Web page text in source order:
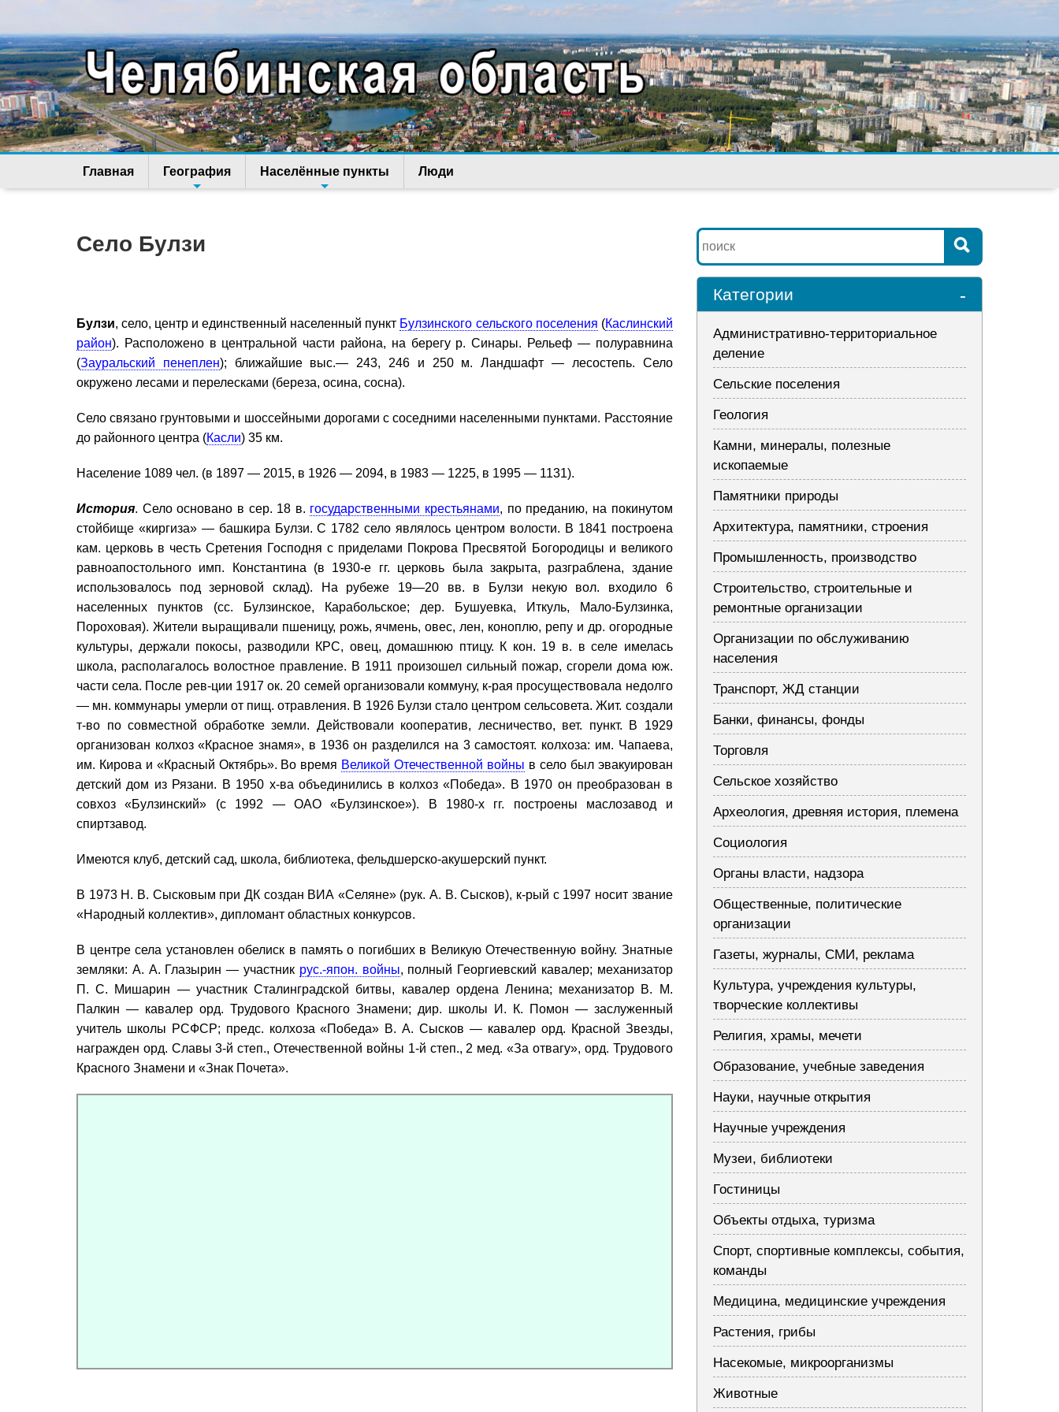
Главная География Населённые пункты Люди
Село Булзи
Булзи, село, центр и единственный населенный пункт Булзинского сельского поселения (Каслинский
район). Расположено в центральной части района, на берегу р. Синары. Рельеф — полуравнина
(Зауральский пенеплен); ближайшие выс.— 243, 246 и 250 м. Ландшафт — лесостепь. Село
окружено лесами и перелесками (береза, осина, сосна).
Село связано грунтовыми и шоссейными дорогами с соседними населенными пунктами. Расстояние
до районного центра (Касли) 35 км.
Население 1089 чел. (в 1897 — 2015, в 1926 — 2094, в 1983 — 1225, в 1995 — 1131).
История. Село основано в сер. 18 в. государственными крестьянами, по преданию, на покинутом
стойбище «киргиза» — башкира Булзи. С 1782 село являлось центром волости. В 1841 построена
кам. церковь в честь Сретения Господня с приделами Покрова Пресвятой Богородицы и великого
равноапостольного имп. Константина (в 1930-е гг. церковь была закрыта, разграблена, здание
использовалось под зерновой склад). На рубеже 19—20 вв. в Булзи некую вол. входило 6
населенных пунктов (сс. Булзинское, Карабольское; дер. Бушуевка, Иткуль, Мало-Булзинка,
Пороховая). Жители выращивали пшеницу, рожь, ячмень, овес, лен, коноплю, репу и др. огородные
культуры, держали покосы, разводили КРС, овец, домашнюю птицу. К кон. 19 в. в селе имелась
школа, располагалось волостное правление. В 1911 произошел сильный пожар, сгорели дома юж.
части села. После рев-ции 1917 ок. 20 семей организовали коммуну, к-рая просуществовала недолго
— мн. коммунары умерли от пищ. отравления. В 1926 Булзи стало центром сельсовета. Жит. создали
т-во по совместной обработке земли. Действовали кооператив, лесничество, вет. пункт. В 1929
организован колхоз «Красное знамя», в 1936 он разделился на 3 самостоят. колхоза: им. Чапаева,
им. Кирова и «Красный Октябрь». Во время Великой Отечественной войны в село был эвакуирован
детский дом из Рязани. В 1950 х-ва объединились в колхоз «Победа». В 1970 он преобразован в
совхоз «Булзинский» (с 1992 — ОАО «Булзинское»). В 1980-х гг. построены маслозавод и
спиртзавод.
Имеются клуб, детский сад, школа, библиотека, фельдшерско-акушерский пункт.
В 1973 Н. В. Сысковым при ДК создан ВИА «Селяне» (рук. А. В. Сысков), к-рый с 1997 носит звание
«Народный коллектив», дипломант областных конкурсов.
В центре села установлен обелиск в память о погибших в Великую Отечественную войну. Знатные
земляки: А. А. Глазырин — участник рус.-япон. войны, полный Георгиевский кавалер; механизатор
П. С. Мишарин — участник Сталинградской битвы, кавалер ордена Ленина; механизатор В. М.
Палкин — кавалер орд. Трудового Красного Знамени; дир. школы И. К. Помон — заслуженный
учитель школы РСФСР; предс. колхоза «Победа» В. А. Сысков — кавалер орд. Красной Звезды,
награжден орд. Славы 3-й степ., Отечественной войны 1-й степ., 2 мед. «За отвагу», орд. Трудового
Красного Знамени и «Знак Почета».
Категории -
Административно-территориальное
деление
Сельские поселения
Геология
Камни, минералы, полезные
ископаемые
Памятники природы
Архитектура, памятники, строения
Промышленность, производство
Строительство, строительные и
ремонтные организации
Организации по обслуживанию
населения
Транспорт, ЖД станции
Банки, финансы, фонды
Торговля
Сельское хозяйство
Археология, древняя история, племена
Социология
Органы власти, надзора
Общественные, политические
организации
Газеты, журналы, СМИ, реклама
Культура, учреждения культуры,
творческие коллективы
Религия, храмы, мечети
Образование, учебные заведения
Науки, научные открытия
Научные учреждения
Музеи, библиотеки
Гостиницы
Объекты отдыха, туризма
Спорт, спортивные комплексы, события,
команды
Медицина, медицинские учреждения
Растения, грибы
Насекомые, микроорганизмы
Животные